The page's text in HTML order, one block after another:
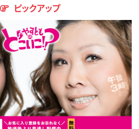
ピックアップ